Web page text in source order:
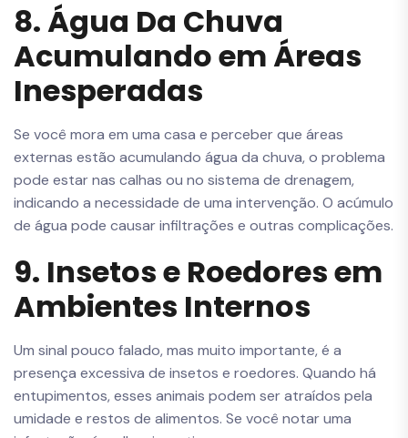
8. Água Da Chuva
Acumulando em Áreas
Inesperadas
Se você mora em uma casa e perceber que áreas
externas estão acumulando água da chuva, o problema
pode estar nas calhas ou no sistema de drenagem,
indicando a necessidade de uma intervenção. O acúmulo
de água pode causar infiltrações e outras complicações.
9. Insetos e Roedores em
Ambientes Internos
Um sinal pouco falado, mas muito importante, é a
presença excessiva de insetos e roedores. Quando há
entupimentos, esses animais podem ser atraídos pela
umidade e restos de alimentos. Se você notar uma